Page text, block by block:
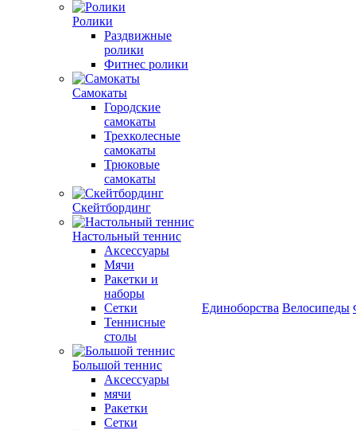
Ролики
Раздвижные
ролики
Фитнес ролики
Самокаты
Городские
самокаты
Трехколесные
самокаты
Трюковые
самокаты
Скейтбординг
Настольный теннис
Аксессуары
Мячи
Ракетки и
наборы
Сетки
Теннисные
столы
Большой теннис
Аксессуары
мячи
Ракетки
Сетки
Единоборства Велосипеды